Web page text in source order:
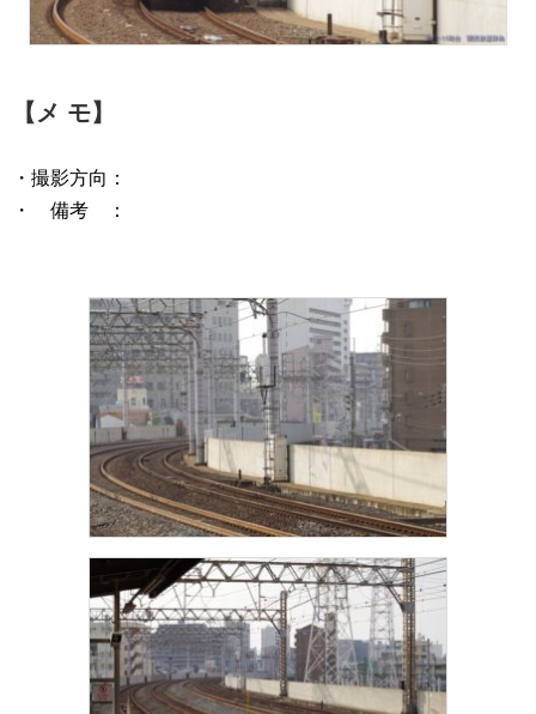
【メ モ】
・撮影方向：
・ 備考 ：